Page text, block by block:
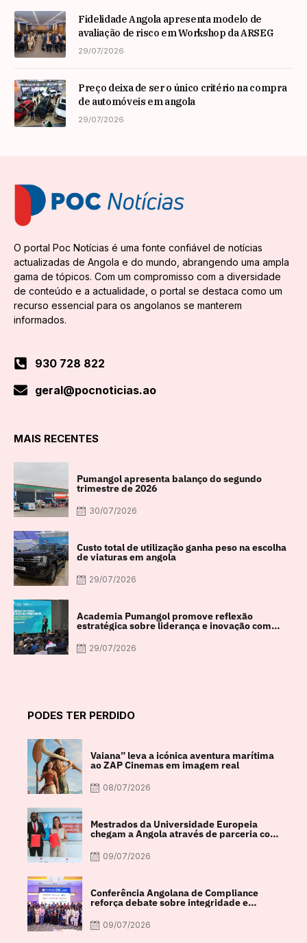
Fidelidade Angola apresenta modelo de
avaliação de risco em Workshop da ARSEG
29/07/2026
Preço deixa de ser o único critério na compra
de automóveis em angola
29/07/2026
O portal Poc Notícias é uma fonte confiável de notícias
actualizadas de Angola e do mundo, abrangendo uma ampla
gama de tópicos. Com um compromisso com a diversidade
de conteúdo e a actualidade, o portal se destaca como um
recurso essencial para os angolanos se manterem
informados.
930 728 822
geral@pocnoticias.ao
MAIS RECENTES
Pumangol apresenta balanço do segundo
trimestre de 2026
30/07/2026
Custo total de utilização ganha peso na escolha
de viaturas em angola
29/07/2026
Academia Pumangol promove reflexão
estratégica sobre liderança e inovação com
especialista internacional Nadim Habib
29/07/2026
PODES TER PERDIDO
Vaiana” leva a icónica aventura marítima
ao ZAP Cinemas em imagem real
08/07/2026
Mestrados da Universidade Europeia
chegam a Angola através de parceria com
a FACUL
09/07/2026
Conferência Angolana de Compliance
reforça debate sobre integridade e
crescimento económico
09/07/2026